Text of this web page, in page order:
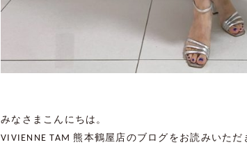
みなさまこんにちは。
VIVIENNE TAM熊本鶴屋店のブログをお読みいただ